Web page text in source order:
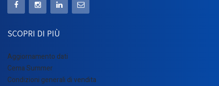
SCOPRI DI PIÙ
Aggiornamento dati
Cema Summer
Condizioni generali di vendita